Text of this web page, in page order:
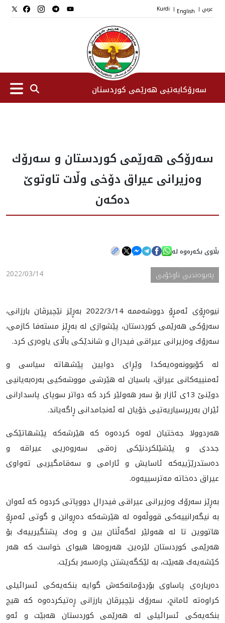
عربي |
English
|
Kurdi
سەرۆکایەتیی هەرێمی کوردستان
جێگرانی سه‌رۆک
ستافی سەرۆکایەتی
هه‌واڵ
سه‌رۆكى هه‌رێمى كوردستان و سه‌رۆك
وه‌زيرانى عيراق دۆخى وڵات تاوتوێ
ده‌كه‌ن
بڵاوی بکەرەوە لە
2022/03/14 په‌یوه‌ندیی ناوخۆیی
نيوه‌ڕۆى ئه‌مڕۆ دووشه‌ممه‌ 2022/3/14 به‌ڕێز نێچيرڤان بارزانى،
سه‌رۆكى هه‌رێمى كوردستان، پێشوازى له‌ به‌ڕێز مسته‌فا كازمى،
سه‌رۆك وه‌زيرانى عيراقى فيدرال و شاندێكى باڵاى ياوه‌رى كرد.
له‌ كۆبوونه‌وه‌يه‌كدا وێڕاى دوايين پێشهاته‌ سياسى و
ئه‌منييه‌كانى عيراق، باسيان له‌ هێرشى مووشه‌كيى به‌ره‌به‌يانيى
دوێنێ 13ى ئازار بۆ سه‌ر هه‌ولێر كرد كه‌ دواتر سوپاى پاسدارانى
ئێران به‌رپرسياريه‌تيى خۆيان له‌ ئه‌نجامدانى ڕاگه‌ياند.
هه‌ردوولا جه‌ختيان له‌وه‌ كرده‌وه‌ كه‌ هێرشه‌كه‌ پێشهاتێكى
جددى و پێشێلكردنێكى زه‌قى سه‌روه‌ريى عيراقه‌ و
ده‌ستدرێژييه‌كه‌ ئاسايش و ئارامى و سه‌قامگيريى ته‌واوى
عيراق ده‌خاته‌ مه‌ترسييه‌وه‌.
به‌ڕێز سه‌رۆك وه‌زيرانى عيراقى فيدرال دووپاتى كردوه‌ كه‌ ئه‌وان
به‌ نيگه‌رانييه‌كى قووڵه‌وه‌ له‌ هێرشه‌كه‌ ده‌ڕوانن و گوتى ئه‌مڕۆ
هاتووين تا له‌ هه‌ولێر له‌گه‌ڵتان بين و وه‌ك پشتگيرييه‌ك بۆ
هه‌رێمى كوردستان لێره‌ين. هه‌روه‌ها هيواى خواست كه‌ هه‌ر
كێشه‌يه‌ك هه‌بێت، به‌ لێكگه‌يشتن چاره‌سه‌ر بكرێت.
ده‌رباره‌ى پاساوى بۆردۆمانه‌كه‌ش گوايه‌ بنكه‌يه‌كى ئسرائيلى
كراوه‌ته‌ ئامانج، سه‌رۆك نێچيرڤان بارزانى ڕه‌تيكرده‌وه‌ كه‌ هيچ
بنكه‌يه‌كى ئسرائيلى له‌ هه‌رێمى كوردستان هه‌بێت و ئه‌و